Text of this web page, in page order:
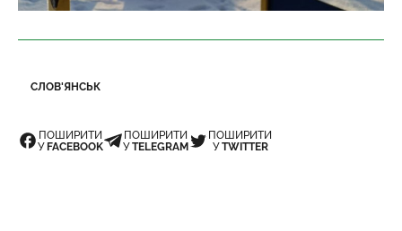
СЛОВ'ЯНСЬК
ПОШИРИТИ
У FACEBOOK
ПОШИРИТИ
УTELEGRAM
ПОШИРИТИ
УTWITTER